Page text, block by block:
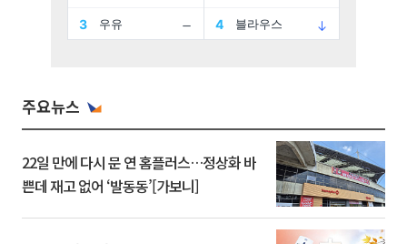
주요뉴스
22일 만에 다시 문 연 홈플러스…정상화 바
쁜데 재고 없어 ‘발동동’[가보니]